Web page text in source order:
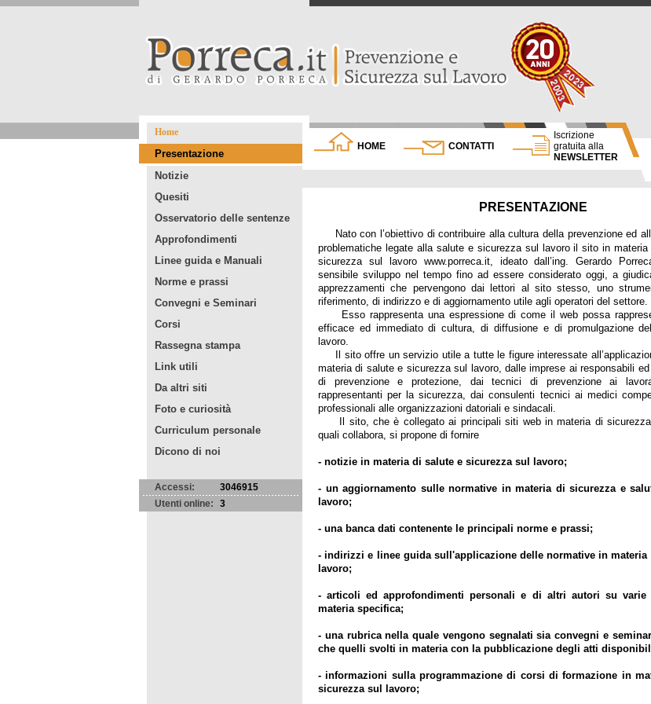
Home
Presentazione
Notizie
Quesiti
Osservatorio delle sentenze
Approfondimenti
Linee guida e Manuali
Norme e prassi
Convegni e Seminari
Corsi
Rassegna stampa
Link utili
Da altri siti
Foto e curiosità
Curriculum personale
Dicono di noi
Accessi:
3046915
Utenti online:
3
HOME CONTATTI
Iscrizione
gratuita alla
NEWSLETTER
PRESENTAZIONE
Nato con l’obiettivo di contribuire alla cultura della prevenzione ed
problematiche legate alla salute e sicurezza sul lavoro il sito in
sicurezza sul lavoro www.porreca.it, ideato dall’ing. Gerardo
sensibile sviluppo nel tempo fino ad essere considerato oggi, a
apprezzamenti che pervengono dai lettori al sito stesso, uno
riferimento, di indirizzo e di aggiornamento utile agli operatori del settore.
Esso rappresenta una espressione di come il web possa
efficace ed immediato di cultura, di diffusione e di promulgazione
lavoro.
Il sito offre un servizio utile a tutte le figure interessate
materia di salute e sicurezza sul lavoro, dalle imprese ai responsabili
di prevenzione e protezione, dai tecnici di prevenzione ai
rappresentanti per la sicurezza, dai consulenti tecnici ai medici
professionali alle organizzazioni datoriali e sindacali.
Il sito, che è collegato ai principali siti web in materia di
quali collabora, si propone di fornire
- notizie in materia di salute e sicurezza sul lavoro;
- un aggiornamento sulle normative in materia di sicurezza e
lavoro;
- una banca dati contenente le principali norme e prassi;
- indirizzi e linee guida sull'applicazione delle normative in materia
lavoro;
- articoli ed approfondimenti personali e di altri autori su varie
materia specifica;
- una rubrica nella quale vengono segnalati sia convegni e
che quelli svolti in materia con la pubblicazione degli atti
- informazioni sulla programmazione di corsi di formazione in
sicurezza sul lavoro;